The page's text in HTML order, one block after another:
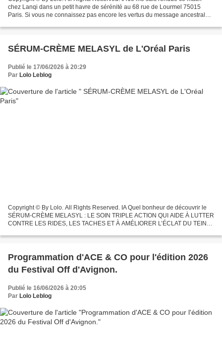
chez Lanqi dans un petit havre de sérénité au 68 rue de Lourmel 75015
Paris. Si vous ne connaissez pas encore les vertus du message ancestral
SÉRUM-CRÈME MELASYL de L'Oréal Paris
Publié le 17/06/2026 à 20:29
Par Lolo Leblog
Copyright © By Lolo. All Rights Reserved. IA Quel bonheur de découvrir le
SÉRUM-CRÈME MELASYL : LE SOIN TRIPLE ACTION QUI AIDE À LUTTER
CONTRE LES RIDES, LES TACHES ET À AMÉLIORER L’ÉCLAT DU TEINT.
Programmation d'ACE & CO pour l'édition 2026
du Festival Off d'Avignon.
Publié le 16/06/2026 à 20:05
Par Lolo Leblog